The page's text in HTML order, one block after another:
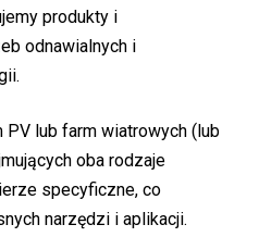
produkty i
odnawialnych i
PV lub farm wiatrowych (lub
oba rodzaje
specyficzne, co
narzędzi i aplikacji.